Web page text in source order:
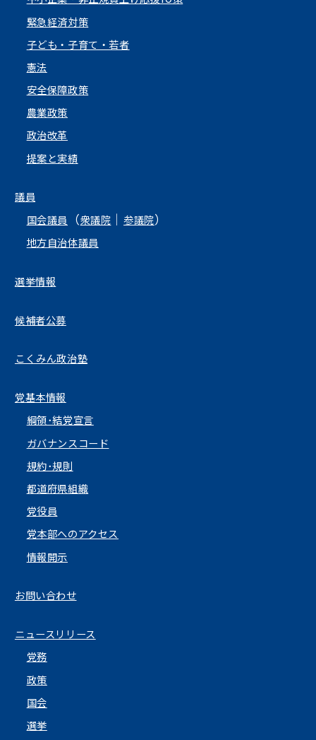
緊急経済対策
子ども・子育て・若者
憲法
安全保障政策
農業政策
政治改革
提案と実績
議員
国会議員
（衆議院 ｜参議院）
地方自治体議員
選挙情報
候補者公募
こくみん政治塾
党基本情報
綱領･結党宣言
ガバナンスコード
規約･規則
都道府県組織
党役員
党本部へのアクセス
情報開示
お問い合わせ
ニュースリリース
党務
政策
国会
選挙